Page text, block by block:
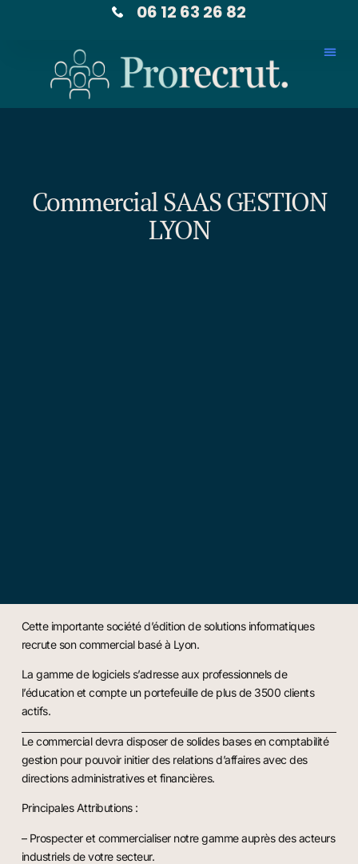
06 12 63 26 82
Commercial SAAS GESTION
LYON
Cette importante société d’édition de solutions informatiques
recrute son commercial basé à Lyon.
La gamme de logiciels s’adresse aux professionnels de
l’éducation et compte un portefeuille de plus de 3500 clients
actifs.
Le commercial devra disposer de solides bases en comptabilité
gestion pour pouvoir initier des relations d’affaires avec des
directions administratives et financières.
Principales Attributions :
– Prospecter et commercialiser notre gamme auprès des acteurs
industriels de votre secteur.